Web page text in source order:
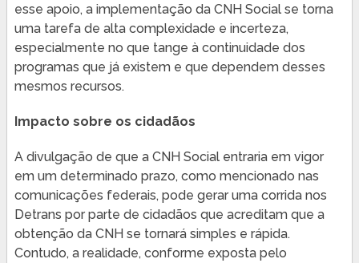
esse apoio, a implementação da CNH Social se torna
uma tarefa de alta complexidade e incerteza,
especialmente no que tange à continuidade dos
programas que já existem e que dependem desses
mesmos recursos.
Impacto sobre os cidadãos
A divulgação de que a CNH Social entraria em vigor
em um determinado prazo, como mencionado nas
comunicações federais, pode gerar uma corrida nos
Detrans por parte de cidadãos que acreditam que a
obtenção da CNH se tornará simples e rápida.
Contudo, a realidade, conforme exposta pelo